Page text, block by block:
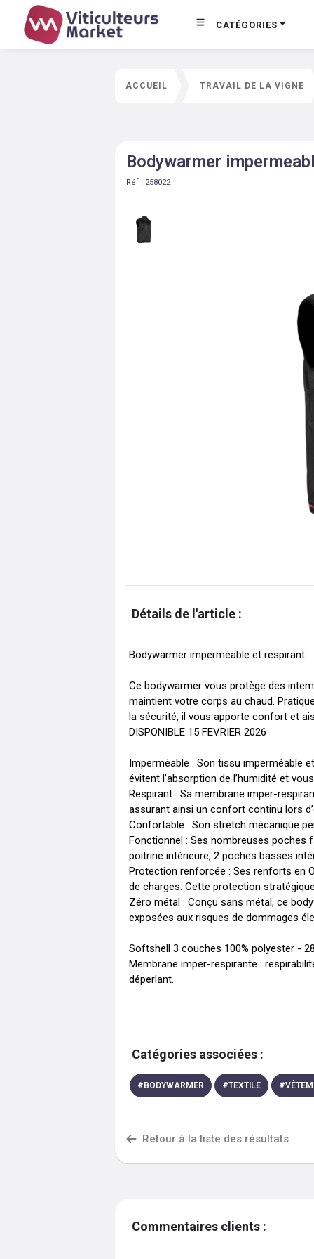
CATÉGORIES
ACCUEIL TRAVAIL DE LA VIGNE
Bodywarmer
Réf : 258022
Détails de l'article :
Bodywarmer imperméable et respirant
Ce bodywarmer vous protège des
maintient votre corps au chaud.
la sécurité, il vous apporte confort et
DISPONIBLE 15 FEVRIER 2026
Imperméable : Son tissu imperméable
évitent l’absorption de l’humidité et
Respirant : Sa membrane imper-
assurant ainsi un confort continu lors
Confortable : Son stretch mécanique
Fonctionnel : Ses nombreuses poches
poitrine intérieure, 2 poches basses
Protection renforcée : Ses renforts en
de charges. Cette protection
Zéro métal : Conçu sans métal, ce
exposées aux risques de dommages
Softshell 3 couches 100% polyester -
Membrane imper-respirante :
déperlant.
Catégories associées :
# BODYWARMER #TEXTILE #
Retour à la liste des résultats
Commentaires clients :